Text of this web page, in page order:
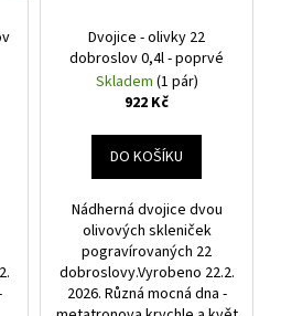
Dvojice - olivky 22
dobroslov 0,4l - poprvé
Skladem (1 pár)
922 Kč
DO KOŠÍKU
Nádherná dvojice dvou
olivových skleniček
pogravírovaných 22
dobroslovy.Vyrobeno 22.2.
2026. Různá mocná dna -